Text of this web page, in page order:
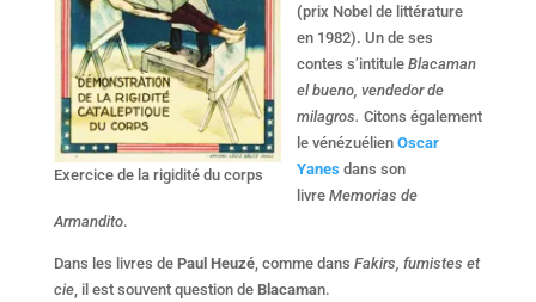
Exercice de la rigidité du corps
(prix Nobel de littérature
en 1982). Un de ses
contes s’intitule Blacaman
el bueno, vendedor de
milagros. Citons également
le vénézuélienOscar
Yanesdans son
livre Memorias de
Armandito.
Dans les livres de Paul Heuzé, comme dans Fakirs, fumistes et
cie, il est souvent question de Blacaman.